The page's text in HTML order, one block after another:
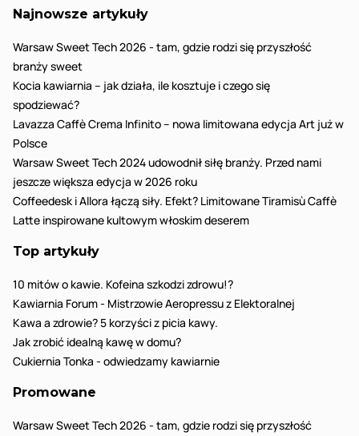
Najnowsze artykuły
Warsaw Sweet Tech 2026 - tam, gdzie rodzi się przyszłość
branży sweet
Kocia kawiarnia – jak działa, ile kosztuje i czego się
spodziewać?
Lavazza Caffè Crema Infinito – nowa limitowana edycja Art już w
Polsce
Warsaw Sweet Tech 2024 udowodnił siłę branży. Przed nami
jeszcze większa edycja w 2026 roku
Coffeedesk i Allora łączą siły. Efekt? Limitowane Tiramisù Caffè
Latte inspirowane kultowym włoskim deserem
Top artykuły
10 mitów o kawie. Kofeina szkodzi zdrowu!?
Kawiarnia Forum - Mistrzowie Aeropressu z Elektoralnej
Kawa a zdrowie? 5 korzyści z picia kawy.
Jak zrobić idealną kawę w domu?
Cukiernia Tonka - odwiedzamy kawiarnie
Promowane
Warsaw Sweet Tech 2026 - tam, gdzie rodzi się przyszłość